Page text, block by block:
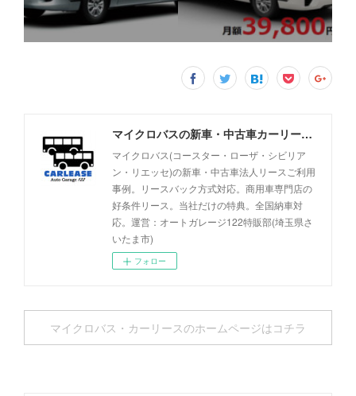
マイクロバスの新車・中古車カーリース事例 - オートガレージ122
マイクロバス(コースター・ローザ・シビリア
ン・リエッセ)の新車・中古車法人リースご利用
事例。リースバック方式対応。商用車専門店の
好条件リース。当社だけの特典。全国納車対
応。運営：オートガレージ122特販部(埼玉県さ
いたま市)
フォロー
マイクロバス・カーリースのホームページはコチラ